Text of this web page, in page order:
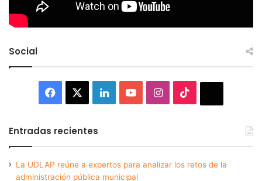
Social
Facebook LinkedInYouTubeInstagram
Entradas recientes
La UDLAP reúne a expertos para analizar los retos de la
administración pública municipal